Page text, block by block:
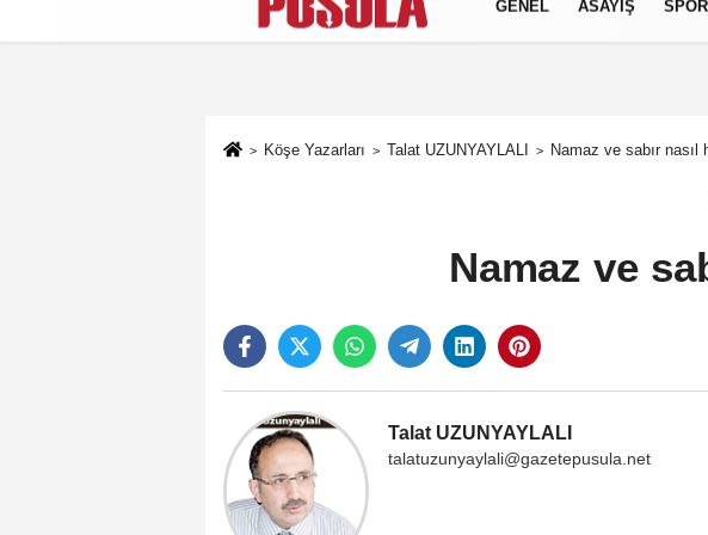
Künye İletişim Gizlilik Politikası
GENEL ASAYİŞ SPOR
Köşe Yazarları Talat UZUNYAYLALI Namaz ve sabır nasıl
Namaz ve
Talat UZUNYAYLALI
talatuzunyaylali@gazetepusula.net